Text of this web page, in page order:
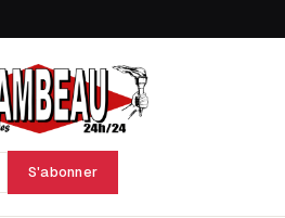
S'abonner